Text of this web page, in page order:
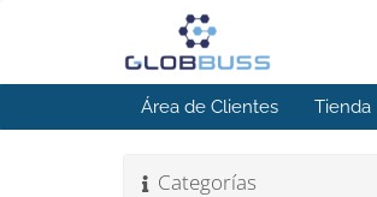
Área de Clientes Tienda
Categorías